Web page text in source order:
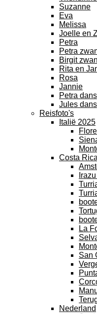
Suzanne
Eva
Melissa
Joelle en
Petra
Petra
Birgit
Rita en
Rosa
Jannie
Petra dans
Jules dans
Reisfoto's
Italië 2025
Costa
La
San
Nederland